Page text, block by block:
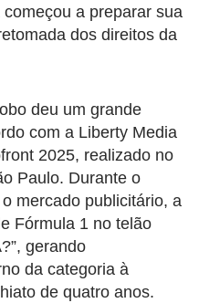
a preparar sua
dos direitos da
deu um grande
com a Liberty Media
2025, realizado no
Paulo. Durante o
mercado publicitário, a
Fórmula 1 no telão
gerando
da categoria à
de quatro anos.